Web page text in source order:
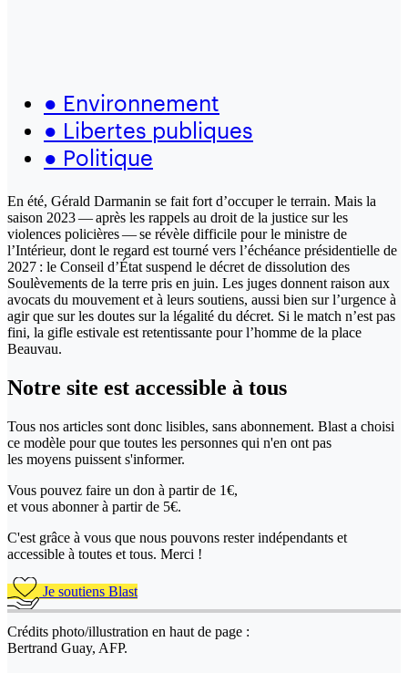
● Environnement
● Libertes publiques
● Politique
En été, Gérald Darmanin se fait fort d’occuper le terrain. Mais la
saison 2023 — après les rappels au droit de la justice sur les
violences policières — se révèle difficile pour le ministre de
l’Intérieur, dont le regard est tourné vers l’échéance présidentielle de
2027 : le Conseil d’État suspend le décret de dissolution des
Soulèvements de la terre pris en juin. Les juges donnent raison aux
avocats du mouvement et à leurs soutiens, aussi bien sur l’urgence à
agir que sur les doutes sur la légalité du décret. Si le match n’est pas
fini, la gifle estivale est retentissante pour l’homme de la place
Beauvau.
Notre site est accessible à tous
Tous nos articles sont donc lisibles, sans abonnement. Blast a choisi
ce modèle pour que toutes les personnes qui n'en ont pas
les moyens puissent s'informer.
Vous pouvez faire un don à partir de 1€,
et vous abonner à partir de 5€.
C'est grâce à vous que nous pouvons rester indépendants et
accessible à toutes et tous. Merci !
Je soutiens Blast
Crédits photo/illustration en haut de page :
Bertrand Guay, AFP.